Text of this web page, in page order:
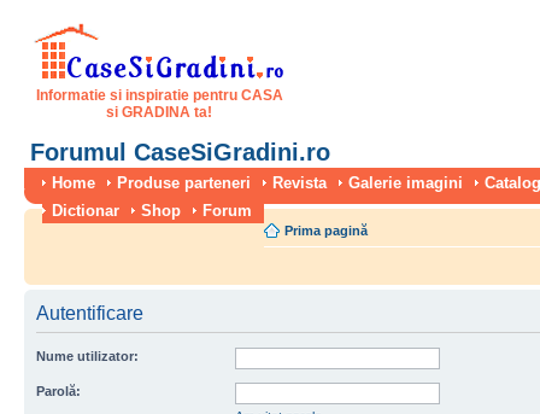
Informatie si inspiratie pentru CASA
si GRADINA ta!
Forumul CaseSiGradini.ro
Home Produse parteneri Revista Galerie imagini
Dictionar
Shop Forum
Prima pagină
Autentificare
Nume utilizator:
Parolă: